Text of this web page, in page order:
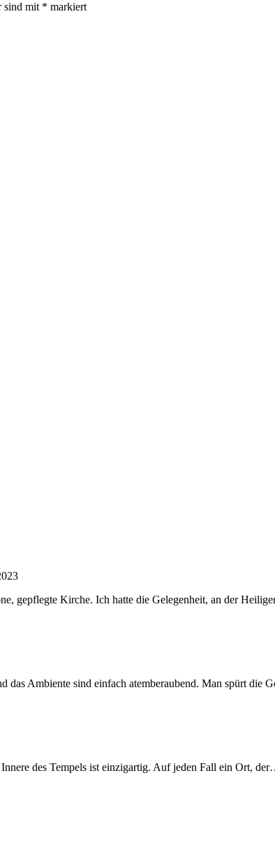
sind mit * markiert
gepflegte Kirche. Ich hatte die Gelegenheit, an der
Ambiente sind einfach atemberaubend. Man spürt die
des Tempels ist einzigartig. Auf jeden Fall ein Ort,